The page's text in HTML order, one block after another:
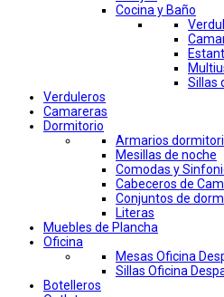
Cocina y Baño
Sillas
Verduleros
Camareras
Dormitorio
Armarios
Mesillas de noche
Comodas y
Cabeceros de
Conjuntos de
Literas
Muebles de Plancha
Oficina
Mesas Oficina
Sillas Oficina
Botelleros